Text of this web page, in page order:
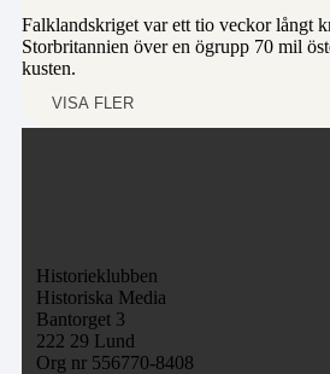
Falklandskriget var ett tio veckor långt
Storbritannien över en ögrupp 70 mil
kusten.
VISA FLER
Historieklubben
Historiska Media
Bantorget 3
222 29 Lund
Org nr 556770-8408